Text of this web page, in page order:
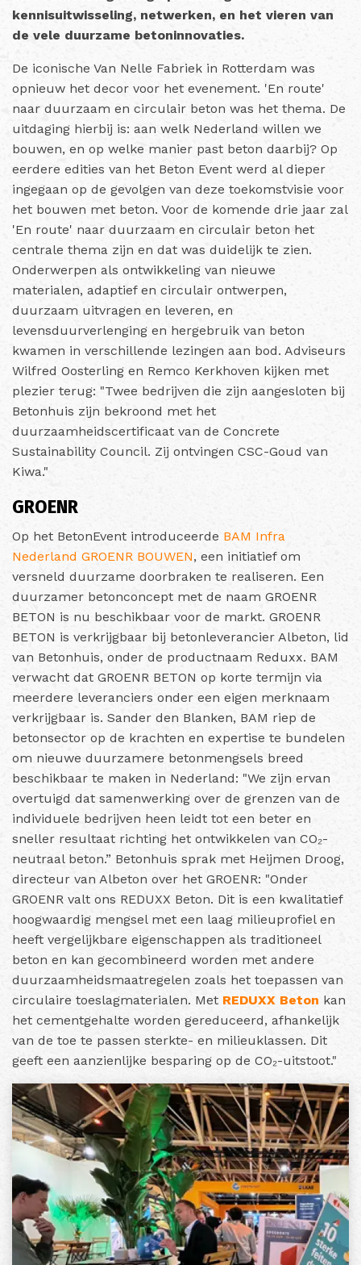
kennisuitwisseling, netwerken, en het vieren van
de vele duurzame betoninnovaties.
De iconische Van Nelle Fabriek in Rotterdam was
opnieuw het decor voor het evenement. 'En route'
naar duurzaam en circulair beton was het thema. De
uitdaging hierbij is: aan welk Nederland willen we
bouwen, en op welke manier past beton daarbij? Op
eerdere edities van het Beton Event werd al dieper
ingegaan op de gevolgen van deze toekomstvisie voor
het bouwen met beton. Voor de komende drie jaar zal
'En route' naar duurzaam en circulair beton het
centrale thema zijn en dat was duidelijk te zien.
Onderwerpen als ontwikkeling van nieuwe
materialen, adaptief en circulair ontwerpen,
duurzaam uitvragen en leveren, en
levensduurverlenging en hergebruik van beton
kwamen in verschillende lezingen aan bod. Adviseurs
Wilfred Oosterling en Remco Kerkhoven kijken met
plezier terug: "Twee bedrijven die zijn aangesloten bij
Betonhuis zijn bekroond met het
duurzaamheidscertificaat van de Concrete
Sustainability Council. Zij ontvingen CSC-Goud van
Kiwa."
GROENR
Op het BetonEvent introduceerde BAM Infra
Nederland GROENR BOUWEN, een initiatief om
versneld duurzame doorbraken te realiseren. Een
duurzamer betonconcept met de naam GROENR
BETON is nu beschikbaar voor de markt. GROENR
BETON is verkrijgbaar bij betonleverancier Albeton, lid
van Betonhuis, onder de productnaam Reduxx. BAM
verwacht dat GROENR BETON op korte termijn via
meerdere leveranciers onder een eigen merknaam
verkrijgbaar is. Sander den Blanken, BAM riep de
betonsector op de krachten en expertise te bundelen
om nieuwe duurzamere betonmengsels breed
beschikbaar te maken in Nederland: "We zijn ervan
overtuigd dat samenwerking over de grenzen van de
individuele bedrijven heen leidt tot een beter en
sneller resultaat richting het ontwikkelen van CO₂-
neutraal beton.” Betonhuis sprak met Heijmen Droog,
directeur van Albeton over het GROENR: "Onder
GROENR valt ons REDUXX Beton. Dit is een kwalitatief
hoogwaardig mengsel met een laag milieuprofiel en
heeft vergelijkbare eigenschappen als traditioneel
beton en kan gecombineerd worden met andere
duurzaamheidsmaatregelen zoals het toepassen van
circulaire toeslagmaterialen. Met REDUXX Beton kan
het cementgehalte worden gereduceerd, afhankelijk
van de toe te passen sterkte- en milieuklassen. Dit
geeft een aanzienlijke besparing op de CO₂-uitstoot."